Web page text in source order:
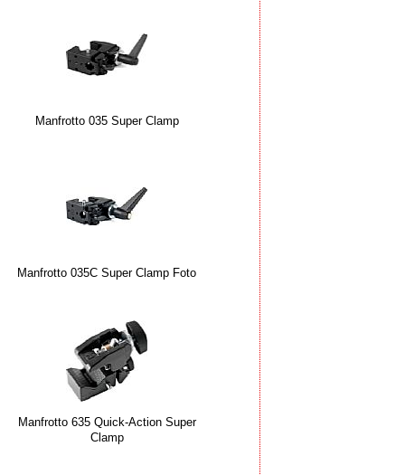
Manfrotto 035 Super Clamp
Manfrotto 035C Super Clamp Foto
Manfrotto 635 Quick-Action Super
Clamp